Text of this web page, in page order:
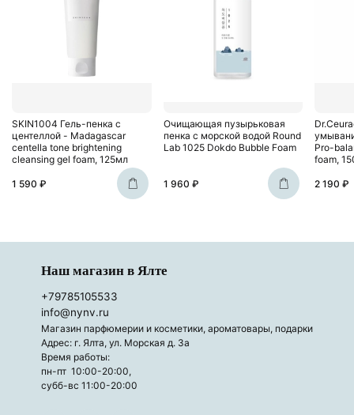
SKIN1004 Гель-пенка с
центеллой - Madagascar
centella tone brightening
cleansing gel foam, 125мл
1 590 ₽
Очищающая пузырьковая
пенка с морской водой Round
Lab 1025 Dokdo Bubble Foam
1 960 ₽
Pro-
foam,
2 190 ₽
Наш магазин в Ялте
+79785105533
info@nynv.ru
Магазин парфюмерии и косметики, ароматовары, подарки
Адрес: г. Ялта, ул. Морская д. 3а
Время работы:
пн-пт 10:00-20:00,
субб-вс 11:00-20:00